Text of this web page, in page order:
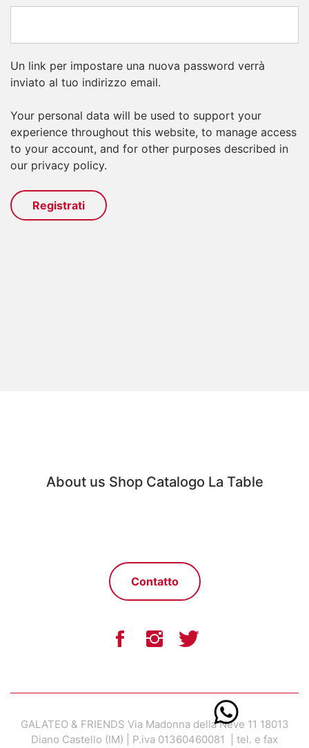
Un link per impostare una nuova password verrà
inviato al tuo indirizzo email.
Your personal data will be used to support your
experience throughout this website, to manage access
to your account, and for other purposes described in
our privacy policy.
Registrati
About us Shop Catalogo La Table
Contatto
GALATEO & FRIENDS Via Madonna della Neve 11 18013
Diano Castello (IM) | P.iva 01360460081 | tel. e fax